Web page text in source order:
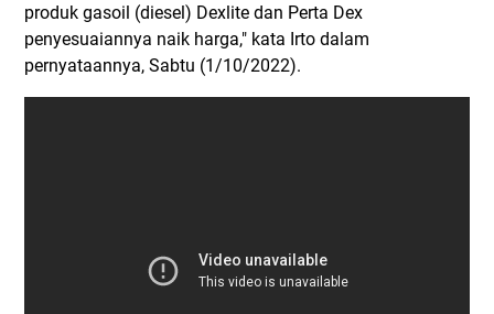
produk gasoil (diesel) Dexlite dan Perta Dex
penyesuaiannya naik harga," kata Irto dalam
pernyataannya, Sabtu (1/10/2022).